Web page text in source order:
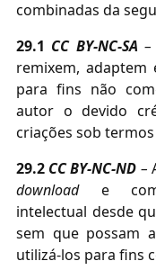
combinadas da
29.1 CC BY-NC-SA –
remixem,
para fins não
autor o devido
criações sob
29.2 CC BY-NC-ND –
downloade
intelectual desde
sem que possam
utilizá-los para fins